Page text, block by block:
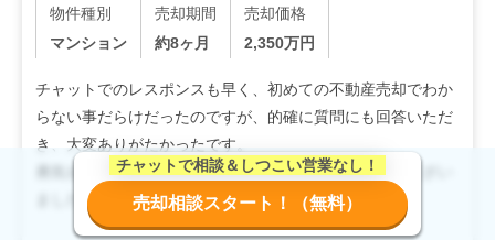
物件種別
マンション
売却期間
約8ヶ月
売却価格
2,350万円
チャットでのレスポンスも早く、初めての不動産売却でわか
らない事だらけだったのですが、的確に質問にも回答いただ
き、大変ありがたかったです。
勇気を出して友達追加して良かったです。ありがとうござい
ました。